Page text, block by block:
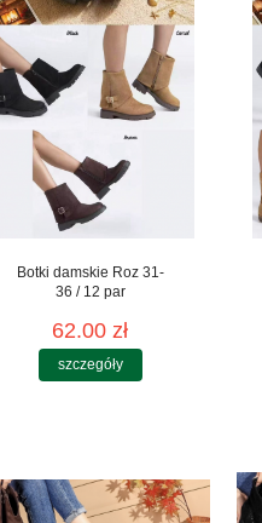
Botki damskie Roz 31-
36 / 12 par
62.00 zł
szczegóły